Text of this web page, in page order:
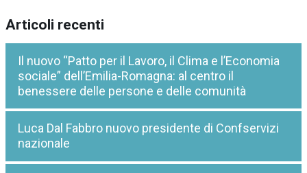
Articoli recenti
Il nuovo “Patto per il Lavoro, il Clima e l’Economia
sociale” dell’Emilia-Romagna: al centro il
benessere delle persone e delle comunità
Luca Dal Fabbro nuovo presidente di Confservizi
nazionale